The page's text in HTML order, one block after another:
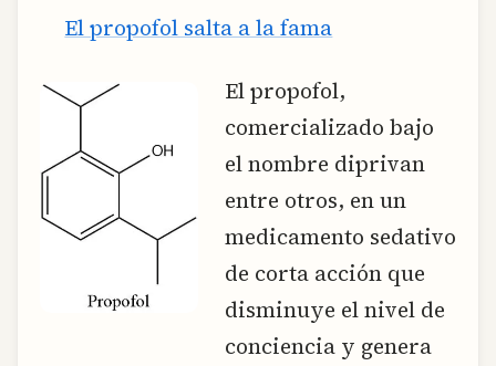
El propofol salta a la fama
El propofol,
comercializado bajo
el nombre diprivan
entre otros, en un
medicamento sedativo
de corta acción que
disminuye el nivel de
conciencia y genera